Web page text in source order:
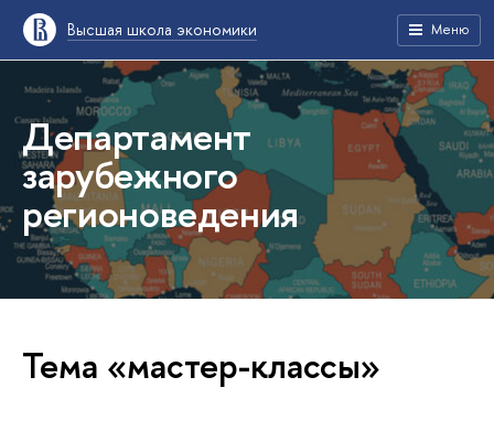
Высшая школа экономики Меню
Департамент
зарубежного
регионоведения
Тема «мастер-классы»